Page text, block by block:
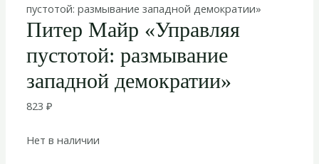
пустотой: размывание западной демократии»
Питер Майр «Управляя
пустотой: размывание
западной демократии»
823₽
Нет в наличии